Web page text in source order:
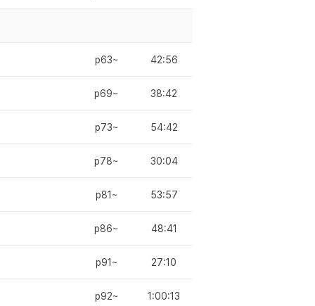
p63~ 42:56
p69~ 38:42
p73~ 54:42
p78~ 30:04
p81~ 53:57
p86~ 48:41
p91~ 27:10
p92~ 1:00:13